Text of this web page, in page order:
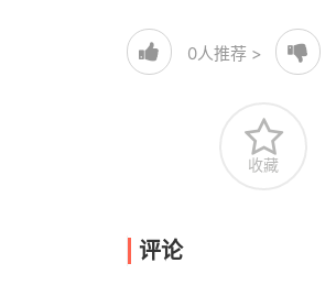
0人推荐 >
收藏
评论